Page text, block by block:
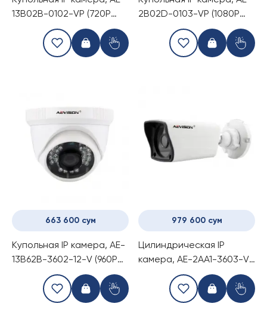
13B02B-0102-VP (720P
1.0Mp Dome Camera With
2B02D-0103-VP (1080P
2.0Mp Dome Camera
With POE)
663 600 сум
Купольная IP камера, AE-
13B62B-3602-12-V (960P
1.0Mp Dome Camera)
979 600 сум
Цилиндрическая IP
камера, AE-2AA1-3603-V
(1080P 2.0Mp Bulet
Camera with POE Splitter)